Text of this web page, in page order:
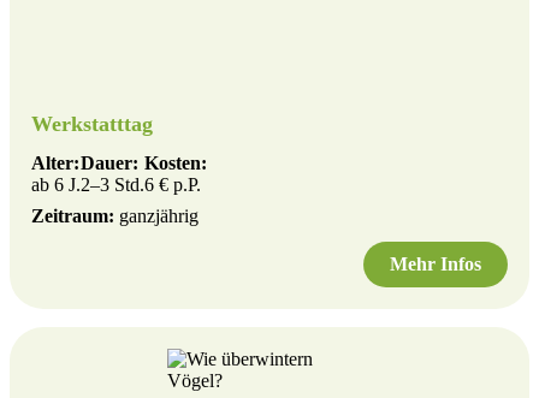
Werkstatttag
Alter:
ab 6 J.
Dauer:
2–3 Std.
Kosten:
6 € p.P.
Zeitraum: ganzjährig
Mehr Infos